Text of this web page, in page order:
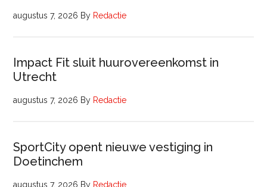
augustus 7, 2026 By Redactie
Impact Fit sluit huurovereenkomst in
Utrecht
augustus 7, 2026 By Redactie
SportCity opent nieuwe vestiging in
Doetinchem
augustus 7, 2026 By Redactie